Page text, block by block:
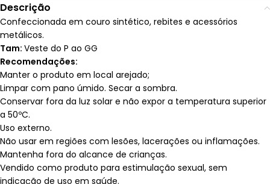
Descrição
Confeccionada em couro sintético, rebites e acessórios
metálicos.
Tam: Veste do P ao GG
Recomendações:
Manter o produto em local arejado;
Limpar com pano úmido. Secar a sombra.
Conservar fora da luz solar e não expor a temperatura superior
a 50ºC.
Uso externo.
Não usar em regiões com lesões, lacerações ou inflamações.
Mantenha fora do alcance de crianças.
Vendido como produto para estimulação sexual, sem
indicação de uso em saúde.